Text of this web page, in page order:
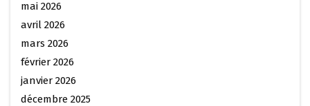
mai 2026
avril 2026
mars 2026
février 2026
janvier 2026
décembre 2025